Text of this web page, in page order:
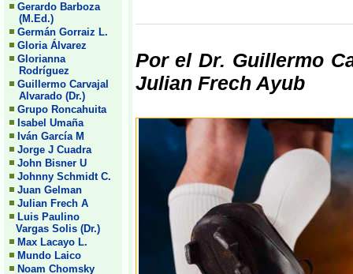
Gerardo Barboza
(M.Ed.)
Germán Gorraiz L.
Gloria Álvarez
Glorianna
Rodríguez
Guillermo Carvajal
Alvarado (Dr.)
Grupo Roncahuita
Isabel Umaña
Iván García M
Jorge J Cuadra
John Bisner U
Johnny Schmidt C.
Juan Gelman
Julian Frech A
Luis Paulino
Vargas Solis (Dr.)
Max Lacayo L.
Mundo Laico
Noam Chomsky
Por el Dr. Guillermo
Julian Frech Ayub